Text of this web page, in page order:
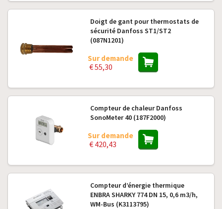
Doigt de gant pour thermostats de
sécurité Danfoss ST1/ST2
(087N1201)
Sur demande
€ 55,30
Compteur de chaleur Danfoss
SonoMeter 40 (187F2000)
Sur demande
€ 420,43
Compteur d’énergie thermique
ENBRA SHARKY 774 DN 15, 0,6 m3/h,
WM-Bus (K3113795)